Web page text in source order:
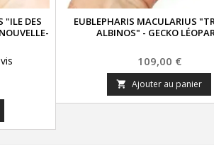
"ILE DES
EUBLEPHARIS MACULARIUS
ALBINOS" - GECKO
Prix
109,00 €
 Ajouter au panier